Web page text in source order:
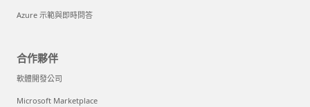
Azure 示範與即時問答
合作夥伴
軟體開發公司
Microsoft Marketplace